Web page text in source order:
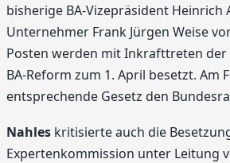
bisherige BA-Vizepräsident Heinrich
Unternehmer Frank Jürgen Weise
Posten werden mit Inkrafttreten
BA-Reform zum 1. April besetzt. Am
entsprechende Gesetz den
Nahles kritisierte auch die
Expertenkommission unter Leitung